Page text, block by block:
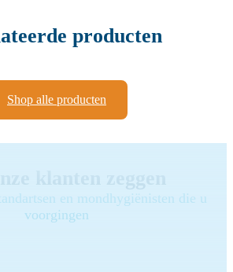
producten
Shop alle producten
en mondhygiënisten die u
voorgingen